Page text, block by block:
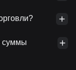
суммы